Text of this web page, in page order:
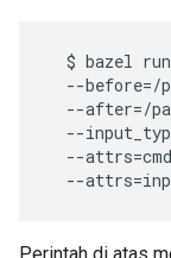
$ bazel
--before=/
--after=/
--
--